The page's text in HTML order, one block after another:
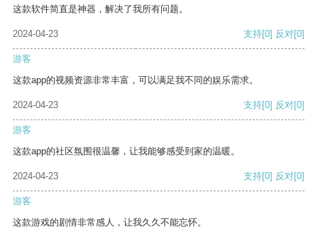
这款软件简直是神器，解决了我所有问题。
2024-04-23 支持[0] 反对[0]
游客
这款app的视频资源非常丰富，可以满足我不同的娱乐需求。
2024-04-23 支持[0] 反对[0]
游客
这款app的社区氛围很温馨，让我能够感受到家的温暖。
2024-04-23 支持[0] 反对[0]
游客
这款游戏的剧情非常感人，让我久久不能忘怀。